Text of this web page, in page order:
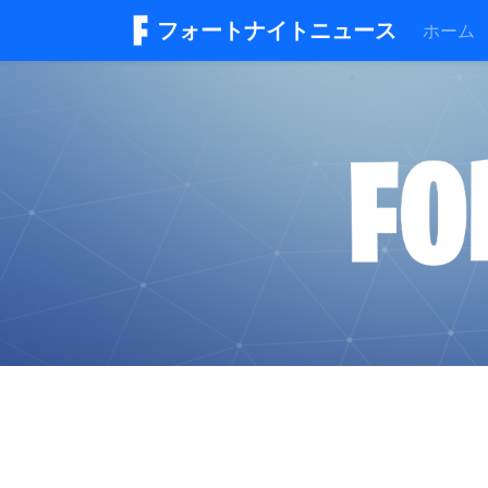
フォートナイトニュース ホーム